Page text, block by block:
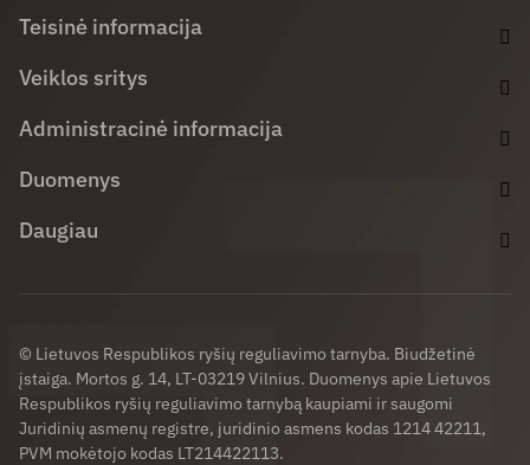
Teisinė informacija
Veiklos sritys
Administracinė informacija
Duomenys
Daugiau
© Lietuvos Respublikos ryšių reguliavimo tarnyba. Biudžetinė
įstaiga. Mortos g. 14, LT-03219 Vilnius. Duomenys apie Lietuvos
Respublikos ryšių reguliavimo tarnybą kaupiami ir saugomi
Juridinių asmenų registre, juridinio asmens kodas 1214 42211,
PVM mokėtojo kodas LT214422113.